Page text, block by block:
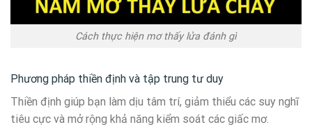
Cách thực hiện mơ thấy lửa đánh gì
Phương pháp thiền định và tập trung tư duy
Thiền định giúp bạn làm dịu tâm trí, giảm thiểu các suy nghĩ
tiêu cực và mở rộng khả năng kiểm soát các giấc mơ.